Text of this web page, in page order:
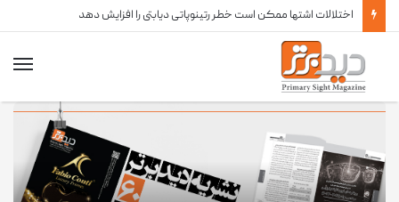
اختلالات اشتها ممکن است خطر رتینوپاتی دیابتی را افزایش دهد